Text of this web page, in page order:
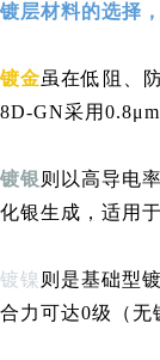
镀层材料的选择
镀金虽在低阻、
8D-GN采用
镀银 则以高导电
化银生成，适用
镀镍 则是基础型
合力可达0级（无